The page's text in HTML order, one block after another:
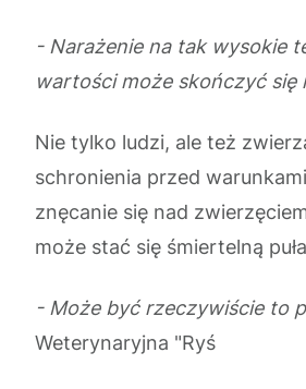
- Narażenie na tak wysokie
wartości może skończyć się
Nie tylko ludzi, ale też
schronienia przed
znęcanie się nad
może stać się śmiertelną
- Może być rzeczywiście to
Weterynaryjna "Ryś